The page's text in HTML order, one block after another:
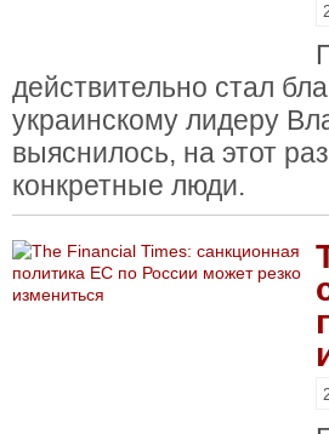
действительно стал
украинскому лидеру
выяснилось, на этот
конкретные люди.